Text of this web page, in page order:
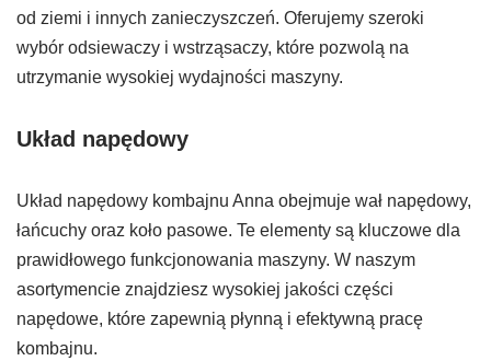
od ziemi i innych zanieczyszczeń. Oferujemy szeroki
wybór odsiewaczy i wstrząsaczy, które pozwolą na
utrzymanie wysokiej wydajności maszyny.
Układ napędowy
Układ napędowy kombajnu Anna obejmuje wał napędowy,
łańcuchy oraz koło pasowe. Te elementy są kluczowe dla
prawidłowego funkcjonowania maszyny. W naszym
asortymencie znajdziesz wysokiej jakości części
napędowe, które zapewnią płynną i efektywną pracę
kombajnu.